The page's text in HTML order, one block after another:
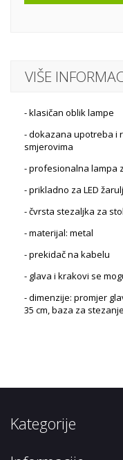
VIŠE
- klasičan oblik lampe
- dokazana upotreba i
smjerovima
- profesionalna lampa
- prikladno za LED
- čvrsta stezaljka za stol
- materijal: metal
- prekidač na kabelu
- glava i krakovi se
- dimenzije: promjer
35 cm, baza za
Kategorije